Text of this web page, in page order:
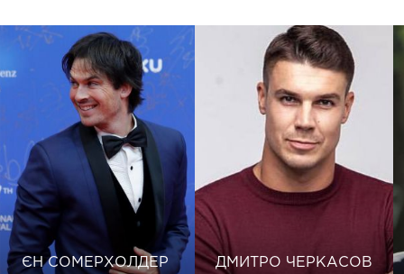
ЄН СОМЕРХОЛДЕР ДМИТРО ЧЕРКАСОВ